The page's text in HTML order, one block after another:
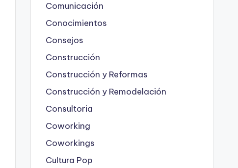
Comunicación
Conocimientos
Consejos
Construcción
Construcción y Reformas
Construcción y Remodelación
Consultoria
Coworking
Coworkings
Cultura Pop